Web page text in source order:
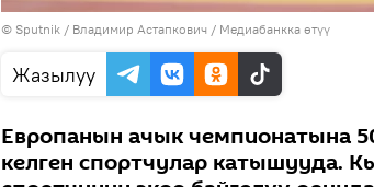
© Sputnik / Владимир Астапкович / Медиабанкка өтүү
Жазылуу
Европанын ачык чемпионатына
келген спортчулар катышууда.